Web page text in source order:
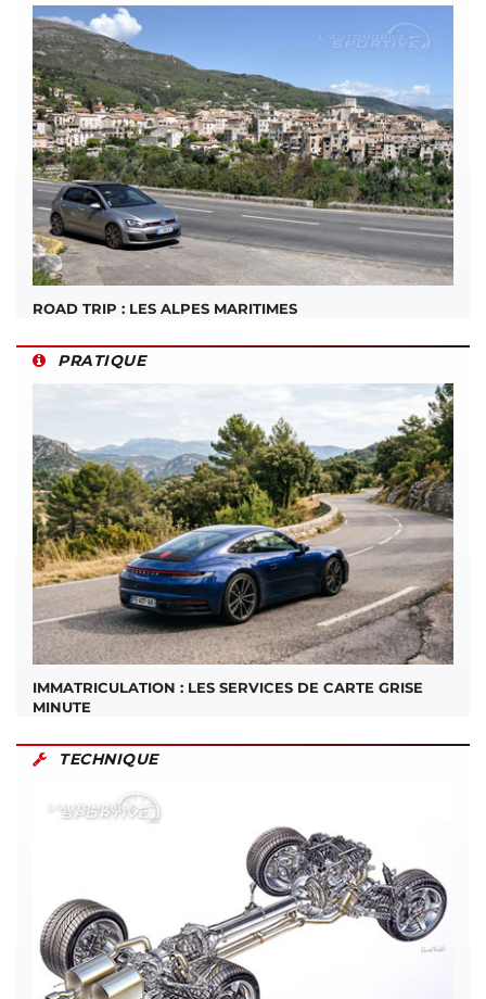
ROAD TRIP : LES ALPES MARITIMES
PRATIQUE
IMMATRICULATION : LES SERVICES DE CARTE GRISE
MINUTE
TECHNIQUE